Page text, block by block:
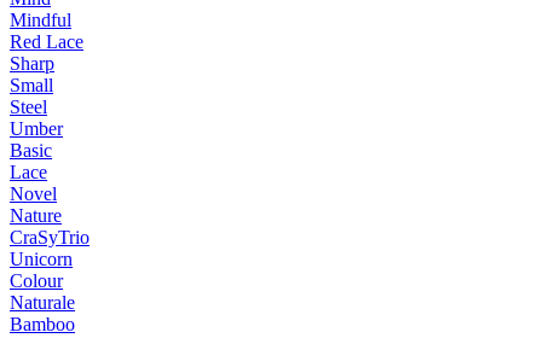
Mindful
Red Lace
Sharp
Small
Steel
Umber
Basic
Lace
Novel
Nature
CraSyTrio
Unicorn
Colour
Naturale
Bamboo